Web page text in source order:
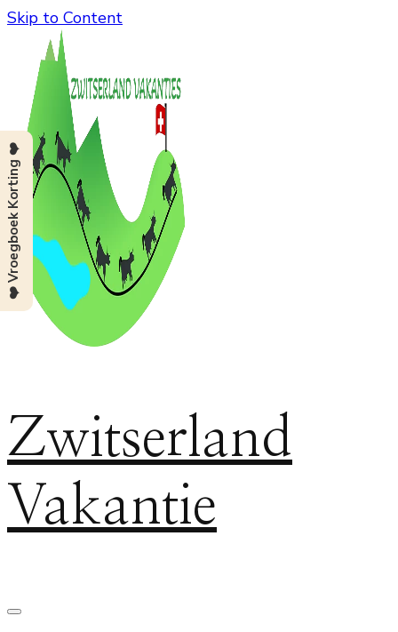
Skip to Content
Zwitserland
Vakantie
❤️ Vroegboek Korting ❤️